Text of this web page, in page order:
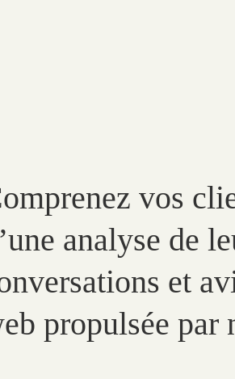
vos
analyse de
et
propulsée par